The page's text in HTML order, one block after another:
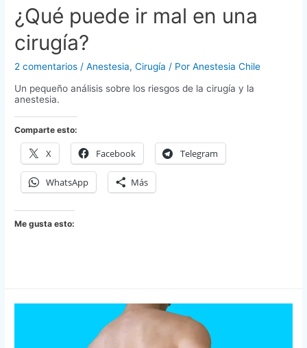
¿Qué puede ir mal en una
cirugía?
2 comentarios /Anestesia,Cirugía / PorAnestesia Chile
Un pequeño análisis sobre los riesgos de la cirugía y la
anestesia.
Comparte esto:
X Facebook Telegram
WhatsApp Más
Me gusta esto: